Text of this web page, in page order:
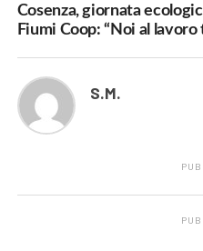
Cosenza, giornata
Fiumi Coop: “Noi al lavoro
S.M.